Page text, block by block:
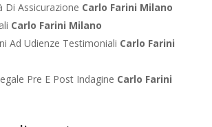
Di Assicurazione Carlo Farini Milano
Carlo Farini Milano
Ad Udienze Testimoniali Carlo Farini
Pre E Post Indagine Carlo Farini